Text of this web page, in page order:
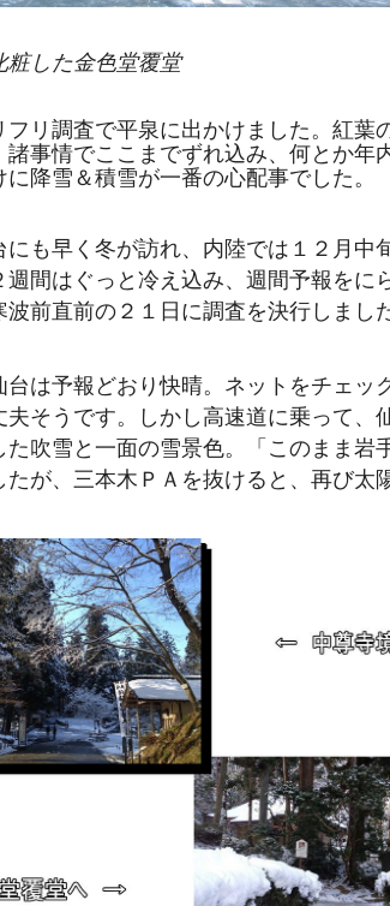
粧した金色堂覆堂
フリ調査で平泉に出かけました。紅葉
諸事情でここまでずれ込み、何とか年
に降雪＆積雪が一番の心配事でした。
にも早く冬が訪れ、内陸では１２月中
週間はぐっと冷え込み、週間予報をに
波前直前の２１日に調査を決行しまし
台は予報どおり快晴。ネットをチェッ
夫そうです。しかし高速道に乗って、
た吹雪と一面の雪景色。「このまま岩
たが、三本木ＰＡを抜けると、再び太